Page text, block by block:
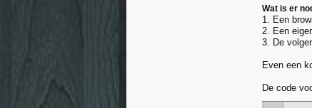
Wat is er
1. Een
2. Een
3. De
Even een
De code